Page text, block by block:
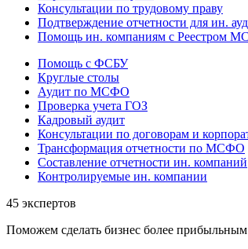
Консультации по трудовому праву
Подтверждение отчетности для ин.
Помощь ин. компаниям с Реестром
Помощь с ФСБУ
Круглые столы
Аудит по МСФО
Проверка учета ГОЗ
Кадровый аудит
Консультации по договорам и
Трансформация отчетности по МСФО
Составление отчетности ин. компаний
Контролируемые ин. компании
45 экспертов
Поможем сделать бизнес более